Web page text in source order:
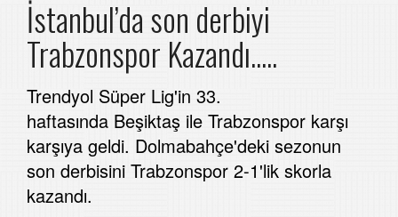
İstanbul’da son derbiyi
Trabzonspor Kazandı.....
Trendyol Süper Lig'in 33.
haftasında Beşiktaş ile Trabzonspor karşı
karşıya geldi. Dolmabahçe'deki sezonun
son derbisini Trabzonspor 2-1'lik skorla
kazandı.